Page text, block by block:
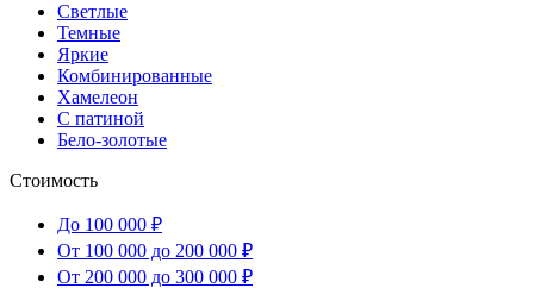
Светлые
Темные
Яркие
Комбинированные
Хамелеон
С патиной
Бело-золотые
Стоимость
До 100 000 ₽
От 100 000 до 200 000 ₽
От 200 000 до 300 000 ₽